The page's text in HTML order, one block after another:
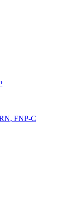
FNP-C